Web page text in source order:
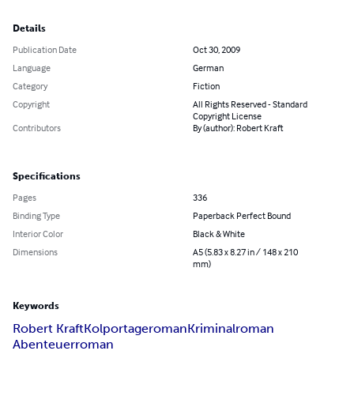
Details
Publication Date
Oct 30, 2009
Language
German
Category
Fiction
Copyright
All Rights Reserved - Standard
Copyright License
Contributors
By (author): Robert Kraft
Specifications
Pages
336
Binding Type
Paperback Perfect Bound
Interior Color
Black & White
Dimensions
A5 (5.83 x 8.27 in / 148 x 210
mm)
Keywords
Robert KraftKolportageromanKriminalroman
Abenteuerroman